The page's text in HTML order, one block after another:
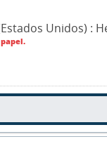
Unidos) :